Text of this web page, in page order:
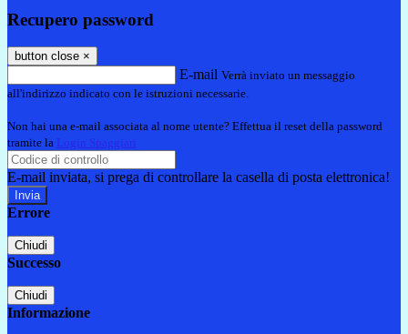
Recupero password
button close ×
E-mail Verrà inviato un messaggio
all'indirizzo indicato con le istruzioni necessarie.
Non hai una e-mail associata al nome utente? Effettua il reset della password
tramite la Login Spaggiari
E-mail inviata, si prega di controllare la casella di posta elettronica!
Errore
Chiudi
Successo
Chiudi
Informazione